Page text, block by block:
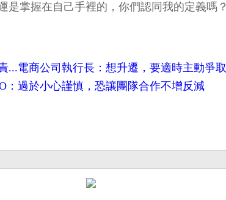
掌握在自己手裡的，你們認同我的定義嗎？
...電商公司執行長：想升遷，要適時主動爭取
：過於小心謹慎，恐讓團隊合作不增反減